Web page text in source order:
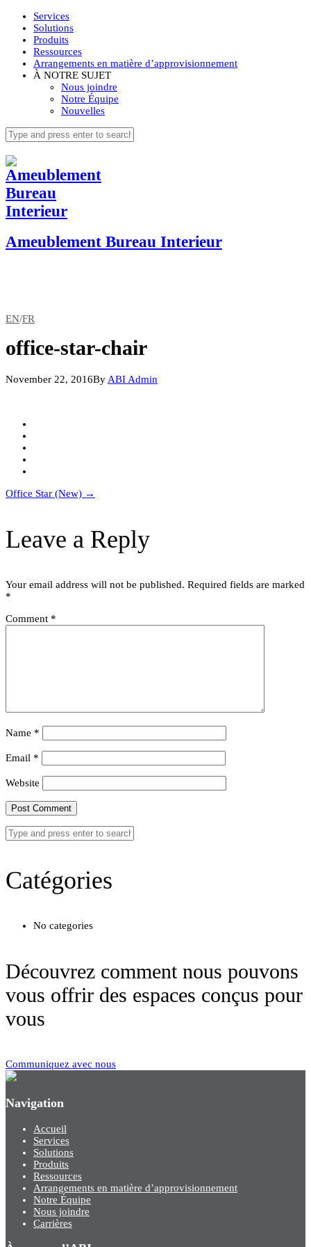
Services
Solutions
Produits
Ressources
Arrangements en matière d’approvisionnement
À NOTRE SUJET
Nous joindre
Notre Équipe
Nouvelles
Ameublement Bureau Interieur
EN/FR
office-star-chair
November 22, 2016By ABI Admin
Post
Office Star (New) →
Leave a Reply
Your email address will not be published. Required fields are marked
*
Comment *
Name *
Email *
Website
Catégories
No categories
Découvrez comment nous pouvons
vous offrir des espaces conçus pour
vous
Communiquez avec nous
Navigation
Accueil
Services
Solutions
Produits
Ressources
Arrangements en matière d’approvisionnement
Notre Équipe
Nous joindre
Carrières